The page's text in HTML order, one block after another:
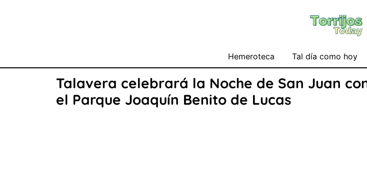
Hemeroteca Tal día como hoy
Talavera celebrará la Noche de San Juan
el Parque Joaquín Benito de Lucas